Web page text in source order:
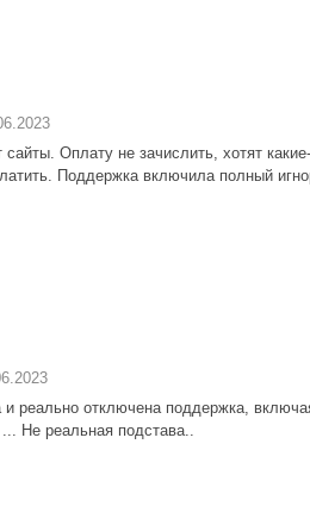
Оплату не зачислить, хотят
Поддержка включила полный
и реально отключена поддержка,
Не реальная подстава..